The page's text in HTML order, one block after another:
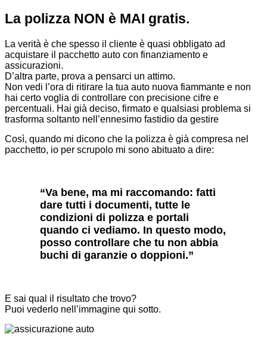
La polizza NON è MAI gratis.
La verità è che spesso il cliente è quasi obbligato ad
acquistare il pacchetto auto con finanziamento e
assicurazioni.
D’altra parte, prova a pensarci un attimo.
Non vedi l’ora di ritirare la tua auto nuova fiammante e non
hai certo voglia di controllare con precisione cifre e
percentuali. Hai già deciso, firmato e qualsiasi problema si
trasforma soltanto nell’ennesimo fastidio da gestire
Così, quando mi dicono che la polizza è già compresa nel
pacchetto, io per scrupolo mi sono abituato a dire:
“Va bene, ma mi raccomando: fatti
dare tutti i documenti, tutte le
condizioni di polizza e portali
quando ci vediamo. In questo modo,
posso controllare che tu non abbia
buchi di garanzie o doppioni.”
E sai qual il risultato che trovo?
Puoi vederlo nell’immagine qui sotto.